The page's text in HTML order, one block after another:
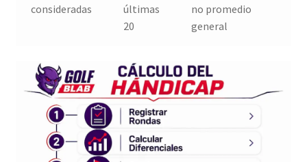
consideradas
últimas
20
no promedio
general